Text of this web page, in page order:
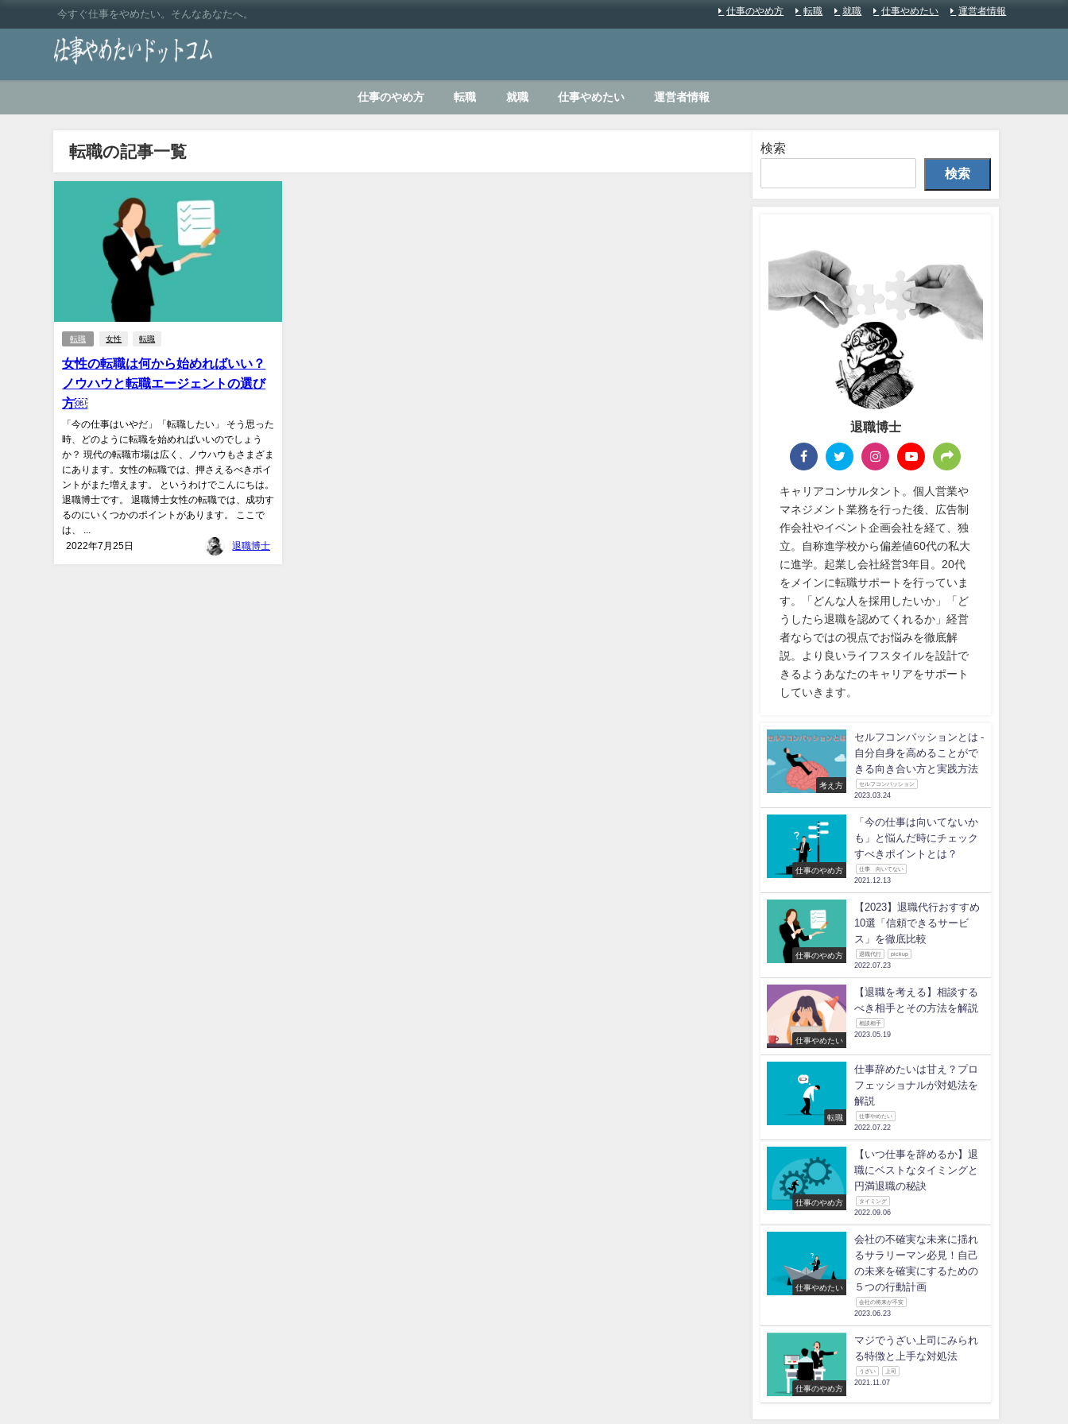
今すぐ仕事をやめたい。そんなあなたへ。 仕事のやめ方 転職 就職 仕事やめたい 運営者情報
仕事のやめ方 転職 就職 仕事やめたい 運営者情報
転職の記事一覧
転職 女性 転職
女性の転職は何から始めればいい？
ノウハウと転職エージェントの選び
方￼
「今の仕事はいやだ」「転職したい」 そう思った
時、どのように転職を始めればいいのでしょう
か？ 現代の転職市場は広く、ノウハウもさまざま
にあります。女性の転職では、押さえるべきポイ
ントがまた増えます。 というわけでこんにちは。
退職博士です。 退職博士女性の転職では、成功す
るのにいくつかのポイントがあります。 ここで
は、 ...
2022年7月25日
退職博士
検索
検索
退職博士
キャリアコンサルタント。個人営業や
マネジメント業務を行った後、広告制
作会社やイベント企画会社を経て、独
立。自称進学校から偏差値60代の私大
に進学。起業し会社経営3年目。20代
をメインに転職サポートを行っていま
す。「どんな人を採用したいか」「ど
うしたら退職を認めてくれるか」経営
者ならではの視点でお悩みを徹底解
説。より良いライフスタイルを設計で
きるようあなたのキャリアをサポート
していきます。
考え方
セルフコンパッションとは -
自分自身を高めることがで
きる向き合い方と実践方法
セルフコンパッション
2023.03.24
仕事のやめ方
「今の仕事は向いてないか
も」と悩んだ時にチェック
すべきポイントとは？
仕事 向いてない
2021.12.13
仕事のやめ方
【2023】退職代行おすすめ
10選「信頼できるサービ
ス」を徹底比較
退職代行 pickup
2022.07.23
仕事やめたい
【退職を考える】相談する
べき相手とその方法を解説
相談相手
2023.05.19
転職
仕事辞めたいは甘え？プロ
フェッショナルが対処法を
解説
仕事やめたい
2022.07.22
仕事のやめ方
【いつ仕事を辞めるか】退
職にベストなタイミングと
円満退職の秘訣
タイミング
2022.09.06
仕事やめたい
会社の不確実な未来に揺れ
るサラリーマン必見！自己
の未来を確実にするための
５つの行動計画
会社の将来が不安
2023.06.23
仕事のやめ方
マジでうざい上司にみられ
る特徴と上手な対処法
うざい 上司
2021.11.07